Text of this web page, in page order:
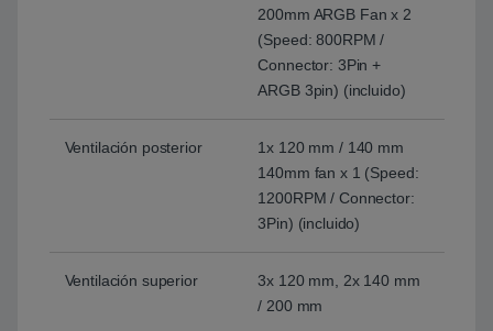
200mm ARGB Fan x 2
(Speed: 800RPM /
Connector: 3Pin +
ARGB 3pin) (incluido)
Ventilación posterior
1x 120 mm / 140 mm
140mm fan x 1 (Speed:
1200RPM / Connector:
3Pin) (incluido)
Ventilación superior
3x 120 mm, 2x 140 mm
/ 200 mm